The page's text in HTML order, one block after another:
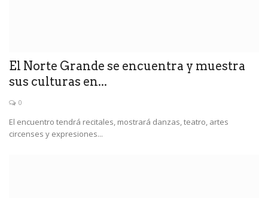
El Norte Grande se encuentra y muestra
sus culturas en...
0
El encuentro tendrá recitales, mostrará danzas, teatro, artes
circenses y expresiones...